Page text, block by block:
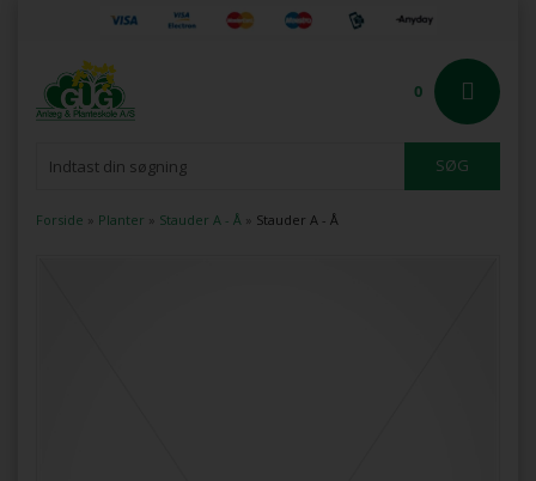
0
Forside » Planter » Stauder A - Å » Stauder A - Å